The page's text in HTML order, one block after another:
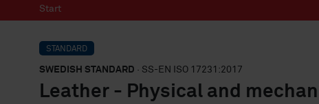
Start
STANDARD
SWEDISH STANDARD · SS-EN ISO 17231:2017
Leather - Physical and